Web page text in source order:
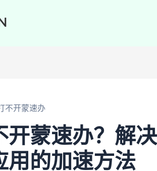
不开蒙速办
开蒙速办？解
用的加速方法